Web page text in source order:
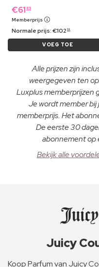
€61 89
Memberprijs
Normale prijs:€102 19
VOEG TOE
Alle prijzen zijn
weergegeven ten
Luxplus memberprijzen
Je wordt member
memberprijs. Het
De eerste 30
abonnement op
Bekijk alle
Juicy
Koop Parfum van Juicy